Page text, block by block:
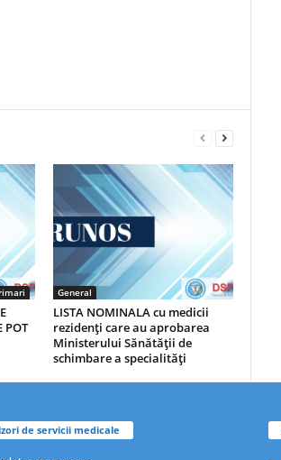
POT
General
LISTA NOMINALA cu medicii
rezidenţi care au aprobarea
Ministerului Sănătăţii de
schimbare a specialităţi
de servicii medicale